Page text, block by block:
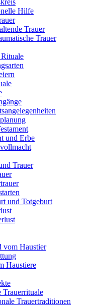
Hilfe
Trauer
Trauer
und Erbe
Trauer
und Totgeburt
vom Haustier
Haustiere
Trauerrituale
Trauertraditionen